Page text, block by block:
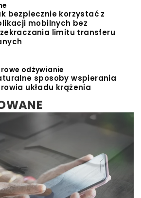
bezpiecznie korzystać z
mobilnych bez
limitu transferu
odżywianie
sposoby wspierania
układu krążenia